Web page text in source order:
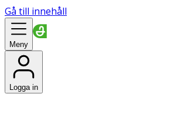
Gå till innehåll
Meny
Logga in